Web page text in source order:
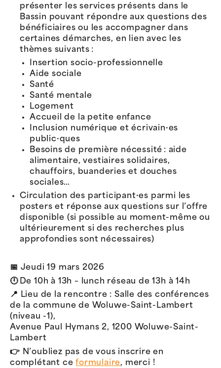
présenter les services présents dans le
Bassin pouvant répondre aux questions des
bénéficiaires ou les accompagner dans
certaines démarches, en lien avec les
thèmes suivants :
Insertion socio-professionnelle
Aide sociale
Santé
Santé mentale
Logement
Accueil de la petite enfance
Inclusion numérique et écrivain·es
public·ques
Besoins de première nécessité : aide
alimentaire, vestiaires solidaires,
chauffoirs, buanderies et douches
sociales…
Circulation des participant·es parmi les
posters et réponse aux questions sur l’offre
disponible (si possible au moment-même ou
ultérieurement si des recherches plus
approfondies sont nécessaires)
📅 Jeudi 19 mars 2026
🕛 De 10h à 13h – lunch réseau de 13h à 14h
📍 Lieu de la rencontre : Salle des conférences
de la commune de Woluwe-Saint-Lambert
(niveau -1),
Avenue Paul Hymans 2, 1200 Woluwe-Saint-
Lambert
👉 N’oubliez pas de vous inscrire en
complétant ceformulaire, merci !